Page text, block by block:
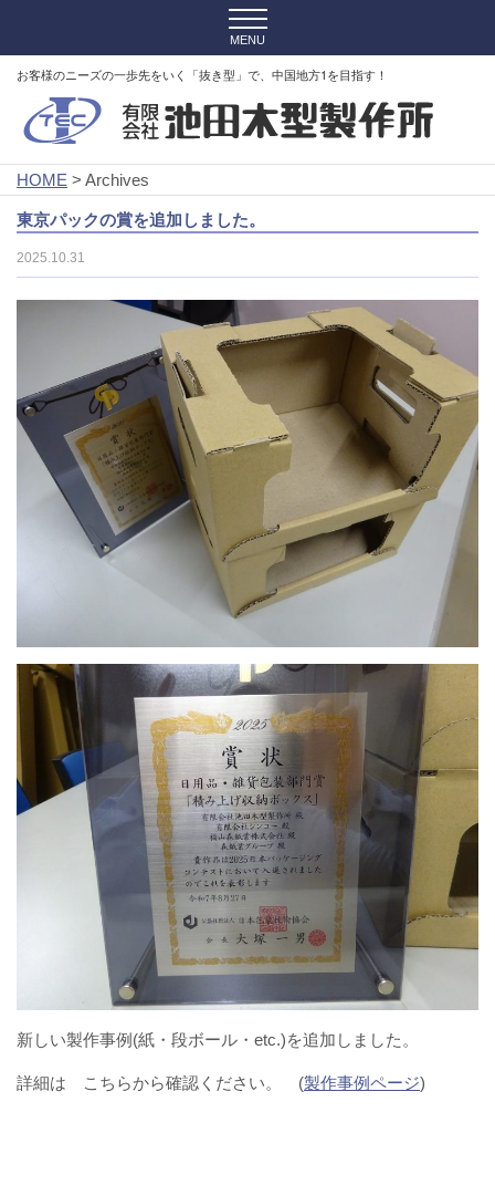
お客様のニーズの一歩先をいく「抜き型」で、中国地方1を目指す！
HOME > Archives
東京パックの賞を追加しました。
2025.10.31
新しい製作事例(紙・段ボール・etc.)を追加しました。
詳細は こちらから確認ください。 (製作事例ページ)